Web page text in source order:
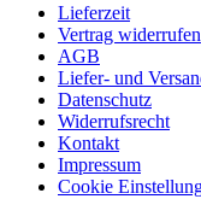
Lieferzeit
Vertrag widerrufen
AGB
Liefer- und
Datenschutz
Widerrufsrecht
Kontakt
Impressum
Cookie